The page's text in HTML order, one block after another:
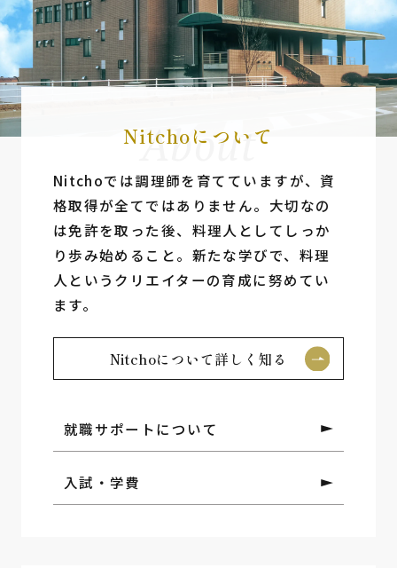
Nitchoについて
About
Nitchoでは調理師を育てていますが、資
格取得が全てではありません。⼤切なの
は免許を取った後、料理⼈としてしっか
り歩み始めること。新たな学びで、料理
⼈というクリエイターの育成に努めてい
ます。
Nitchoについて詳しく知る
就職サポートについて
入試・学費